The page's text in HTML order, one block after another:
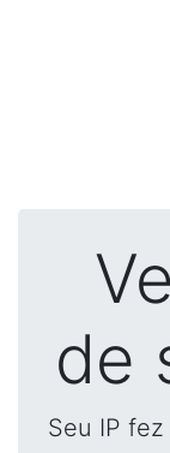
de
Seu IP